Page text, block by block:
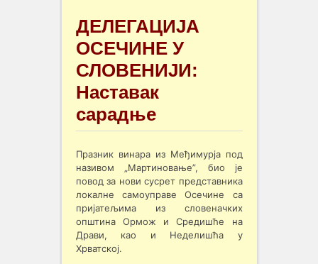
ДЕЛЕГАЦИЈА
ОСЕЧИНЕ У
СЛОВЕНИЈИ:
Наставак
сарадње
Празник винара из Међимурја под
називом „Мартиновање”, био је
повод за нови сусрет представника
локалне самоуправе Осечине са
пријатељима из словеначких
општина Ормож и Средишће на
Драви, као и Неделишћа у
Хрватској.